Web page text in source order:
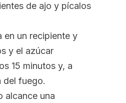
de ajo y pícalos
en un recipiente y
y el azúcar
15 minutos y, a
del fuego.
alcance una